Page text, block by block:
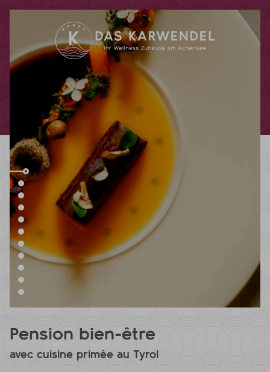
Pension bien-être
avec cuisine primée au Tyrol